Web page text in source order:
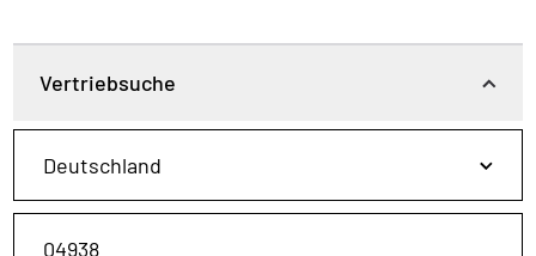
Vertriebsuche